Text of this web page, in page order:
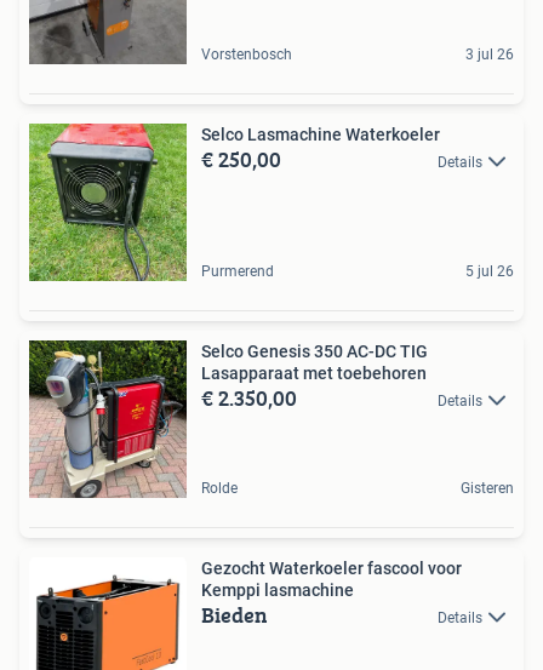
Vorstenbosch 3 jul 26
Selco Lasmachine Waterkoeler
€ 250,00 Details
Purmerend 5 jul 26
Selco Genesis 350 AC-DC TIG
Lasapparaat met toebehoren
€ 2.350,00 Details
Rolde Gisteren
Gezocht Waterkoeler fascool voor
Kemppi lasmachine
Bieden Details